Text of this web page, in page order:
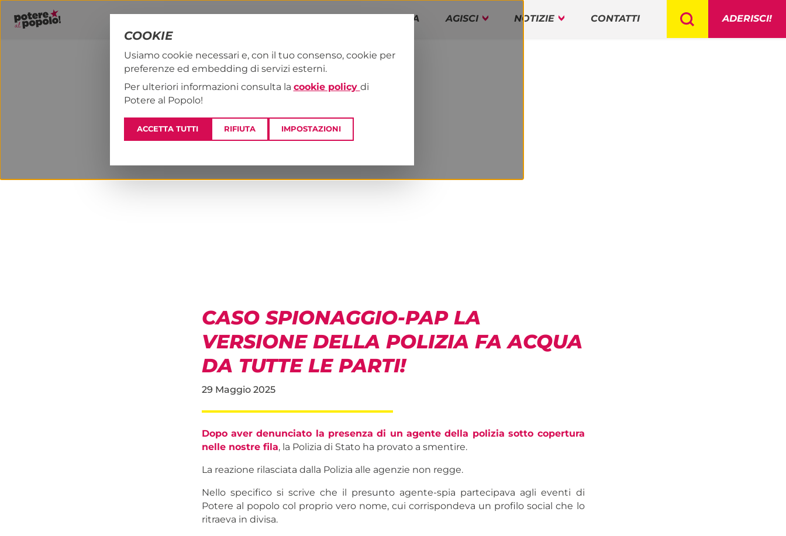
PROGRAMMA AGISCI NOTIZIE CONTATTI ADERISCI!
PAP! NOTIZIE NEWS & MEDIA
CASO SPIONAGGIO-PAP LA
VERSIONE DELLA POLIZIA FA ACQUA
DA TUTTE LE PARTI!
29 Maggio 2025
Dopo aver denunciato la presenza di un agente della polizia sotto copertura
nelle nostre fila, la Polizia di Stato ha provato a smentire.
La reazione rilasciata dalla Polizia alle agenzie non regge.
Nello specifico si scrive che il presunto agente-spia partecipava agli eventi di
Potere al popolo col proprio vero nome, cui corrispondeva un profilo social che lo
ritraeva in divisa.
COOKIE
Usiamo cookie necessari e, con il tuo consenso, cookie per
preferenze ed embedding di servizi esterni.
Per ulteriori informazioni consulta la cookie policy di
Potere al Popolo!
ACCETTA TUTTI RIFIUTA IMPOSTAZIONI